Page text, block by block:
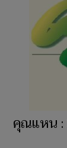
คุณแหน :